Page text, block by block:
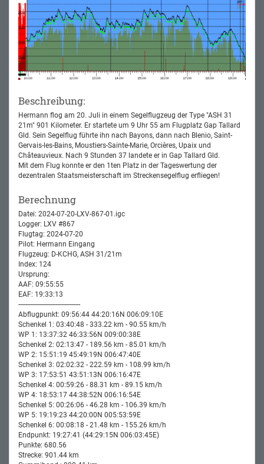
Beschreibung:
Hermann flog am 20. Juli in einem Segelflugzeug der Type "ASH 31
21m" 901 Kilometer. Er startete um 9 Uhr 55 am Flugplatz Gap Tallard
Gld. Sein Segelflug führte ihn nach Bayons, dann nach Blenio, Saint-
Gervais-les-Bains, Moustiers-Sainte-Marie, Orcières, Upaix und
Châteauvieux. Nach 9 Stunden 37 landete er in Gap Tallard Gld.
Mit dem Flug konnte er den 1ten Platz in der Tageswertung der
dezentralen Staatsmeisterschaft im Streckensegelflug erfliegen!
Berechnung
Datei: 2024-07-20-LXV-867-01.igc
Logger: LXV #867
Flugtag: 2024-07-20
Pilot: Hermann Eingang
Flugzeug: D-KCHG, ASH 31/21m
Index: 124
Ursprung:
AAF: 09:55:55
EAF: 19:33:13
-----------------------------------
Abflugpunkt: 09:56:44 44:20:16N 006:09:10E
Schenkel 1: 03:40:48 - 333.22 km - 90.55 km/h
WP 1: 13:37:32 46:33:56N 009:00:38E
Schenkel 2: 02:13:47 - 189.56 km - 85.01 km/h
WP 2: 15:51:19 45:49:19N 006:47:40E
Schenkel 3: 02:02:32 - 222.59 km - 108.99 km/h
WP 3: 17:53:51 43:51:13N 006:16:47E
Schenkel 4: 00:59:26 - 88.31 km - 89.15 km/h
WP 4: 18:53:17 44:38:52N 006:16:54E
Schenkel 5: 00:26:06 - 46.28 km - 106.39 km/h
WP 5: 19:19:23 44:20:00N 005:53:59E
Schenkel 6: 00:08:18 - 21.48 km - 155.26 km/h
Endpunkt: 19:27:41 (44:29:15N 006:03:45E)
Punkte: 680.56
Strecke: 901.44 km